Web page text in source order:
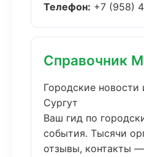
Телефон: +7 (958)
Справочник
Городские новости
Сургут
Ваш гид по
события. Тысячи
отзывы, контакты